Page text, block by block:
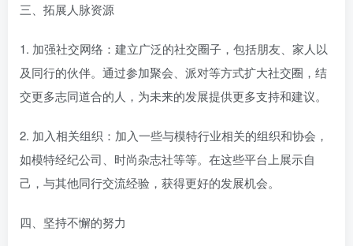
三、拓展人脉资源
1. 加强社交网络：建立广泛的社交圈子，包括朋友、家人以
及同行的伙伴。通过参加聚会、派对等方式扩大社交圈，结
交更多志同道合的人，为未来的发展提供更多支持和建议。
2. 加入相关组织：加入一些与模特行业相关的组织和协会，
如模特经纪公司、时尚杂志社等等。在这些平台上展示自
己，与其他同行交流经验，获得更好的发展机会。
四、坚持不懈的努力